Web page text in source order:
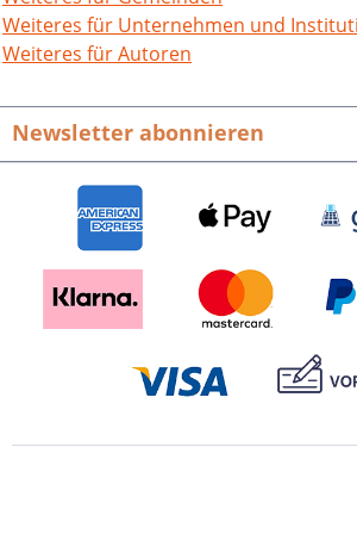
entlang und über
Dabei schildern sie, je nach
Vorlieben, die
jeweiligen „Natur-Tour“,
facettenreiches Portrait
schönen wie vielseitigen
Schwäbischen Waldes
Naturschutz-Spectrum.
Hrsg. von der LUBW
Umwelt Baden-Württemberg.
Klappbroschur. 2007. ISBN
507-1. EUR 14,90.
Weiteres für Unternehmen und
Weiteres für Autoren
Newsletter abonnieren